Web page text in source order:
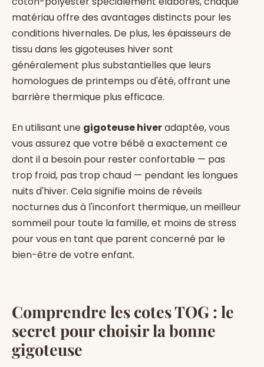
matériau offre des avantages distincts pour les
conditions hivernales. De plus, les épaisseurs de
tissu dans les gigoteuses hiver sont
généralement plus substantielles que leurs
homologues de printemps ou d'été, offrant une
barrière thermique plus efficace.
En utilisant une gigoteuse hiveradaptée, vous
vous assurez que votre bébé a exactement ce
dont il a besoin pour rester confortable — pas
trop froid, pas trop chaud — pendant les longues
nuits d'hiver. Cela signifie moins de réveils
nocturnes dus à l'inconfort thermique, un meilleur
sommeil pour toute la famille, et moins de stress
pour vous en tant que parent concerné par le
bien-être de votre enfant.
Comprendre les cotes TOG : le
secret pour choisir la bonne
gigoteuse